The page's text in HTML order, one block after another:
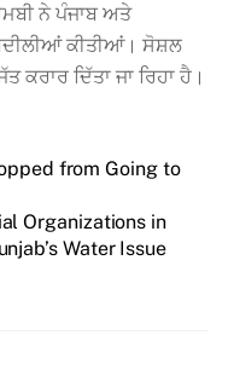
ਨੇ ਪੰਜਾਬ ਅਤੇ
ਕੀਤੀਆਂ। ਸੋਸ਼ਲ
ਕਰਾਰ ਦਿੱਤਾ ਜਾ ਰਿਹਾ ਹੈ।
from Going to
Organizations in
Water Issue